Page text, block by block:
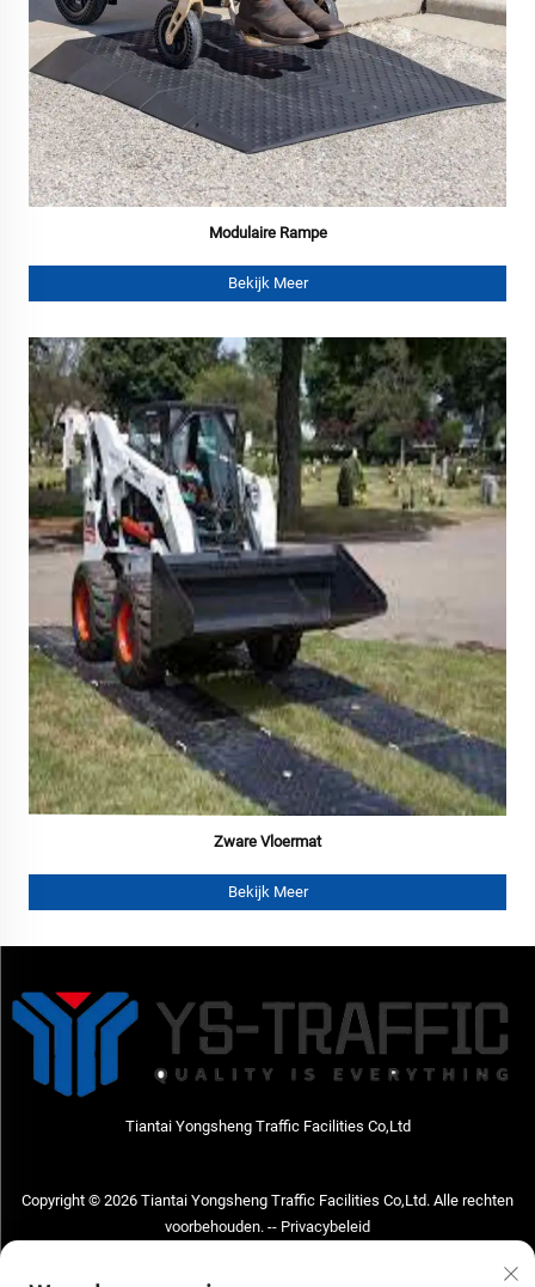
Modulaire Rampe
Bekijk Meer
Zware Vloermat
Bekijk Meer
Tiantai Yongsheng Traffic Facilities Co,Ltd
Copyright © 2026 Tiantai Yongsheng Traffic Facilities Co,Ltd. Alle rechten
voorbehouden. -- Privacybeleid